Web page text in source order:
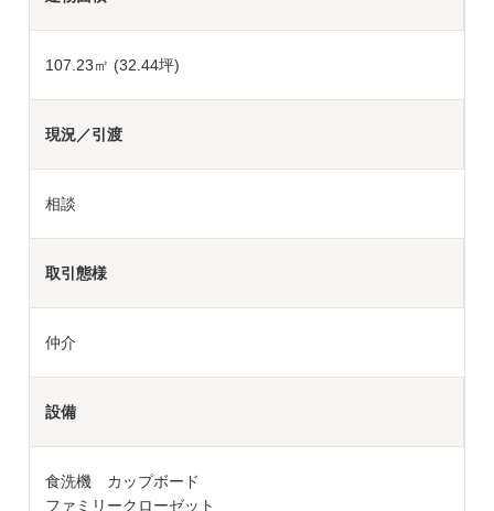
107.23㎡ (32.44坪)
現況／引渡
相談
取引態様
仲介
設備
食洗機 カップボード
ファミリークローゼット